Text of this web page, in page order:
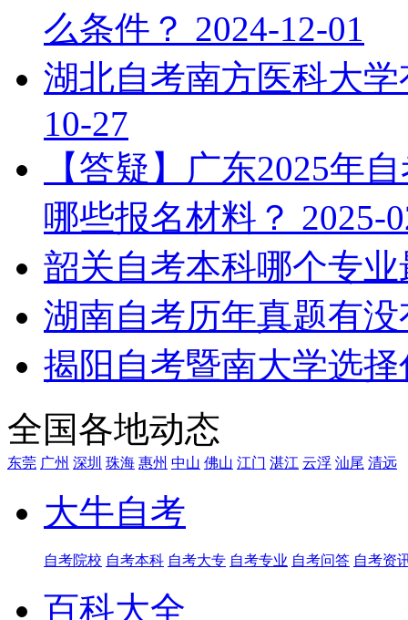
么条件？ 2024-12-01
湖北自考南方医科大
10-27
【答疑】广东2025年
哪些报名材料？ 2025-
韶关自考本科哪个专
湖南自考历年真题有
揭阳自考暨南大学选
全国各地动态
东莞 广州 深圳 珠海 惠州 中山 佛山 江门 湛江 云浮 汕尾 清远
大牛自考
自考院校 自考本科 自考大专 自考专业 自考问答 自考资
百科大全